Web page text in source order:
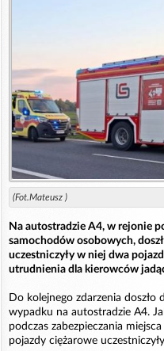
(Fot.Mateusz )
Na autostradzie A4, w rejonie
samochodów osobowych,
uczestniczyły w niej dwa
utrudnienia dla kierowców
Do kolejnego zdarzenia doszło
wypadku na autostradzie A4.
podczas zabezpieczania
pojazdy ciężarowe